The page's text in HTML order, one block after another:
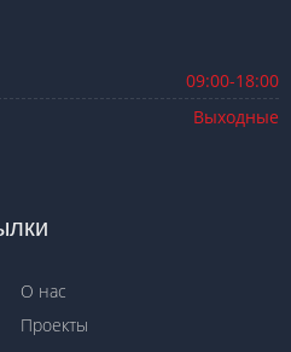
09:00-18:00
Выходные
О нас
Проекты